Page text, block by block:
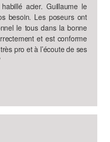
acier. Guillaume le
besoin. Les poseurs ont
le tous dans la bonne
et est conforme
pro et à l’écoute de ses